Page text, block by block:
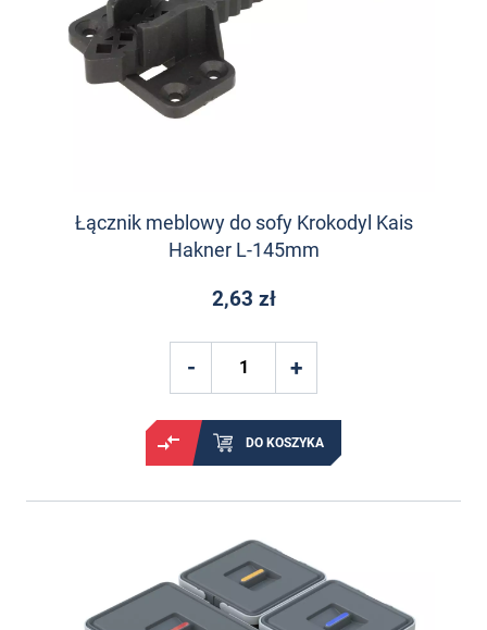
Łącznik meblowy do sofy Krokodyl Kais
Hakner L-145mm
2,63 zł
DO KOSZYKA